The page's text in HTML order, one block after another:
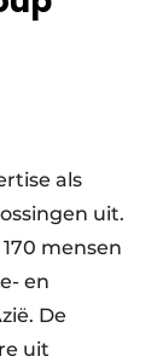
als
uit.
mensen
en
De
uit